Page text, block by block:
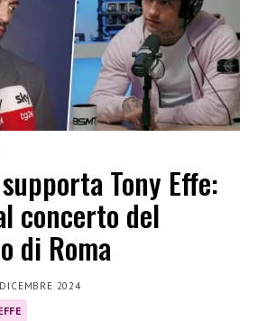
Tony Effe:
concerto del
di Roma
2024